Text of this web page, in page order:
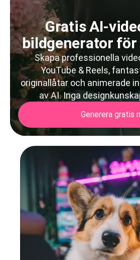
Gratis AI-
bildgenerator
Skapa professionella
YouTube & Reels,
originallåtar och animerade
av AI. Inga
Generera gratis